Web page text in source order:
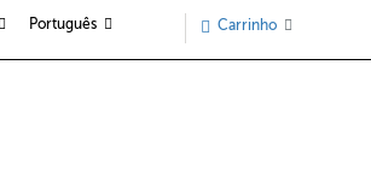
Português Carrinho